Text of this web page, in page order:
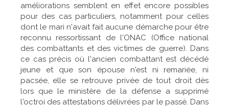
améliorations semblent en effet encore possibles
pour des cas particuliers, notamment pour celles
dont le mari n'avait fait aucune démarche pour être
reconnu ressortissant de l'ONAC (Office national
des combattants et des victimes de guerre). Dans
ce cas précis où l'ancien combattant est décédé
jeune et que son épouse n'est ni remariée, ni
pacsée, elle se retrouve privée de tout droit dès
lors que le ministère de la défense a supprimé
l'octroi des attestations délivrées par le passé. Dans